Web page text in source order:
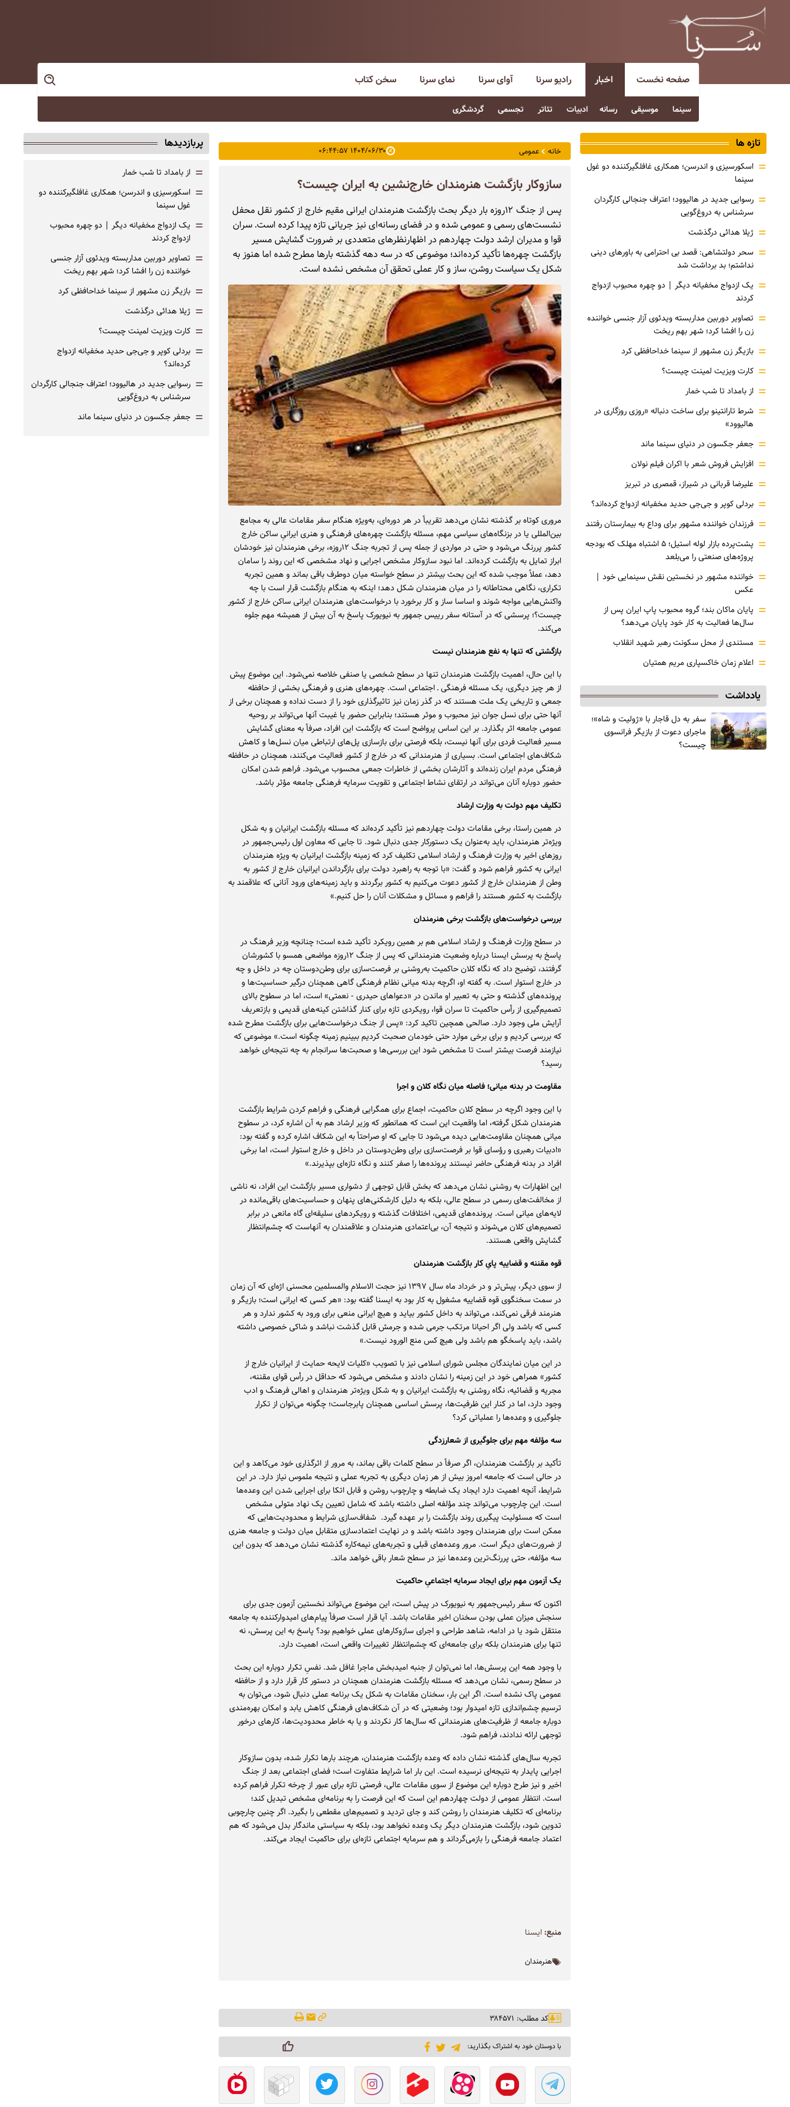
صفحه نخست اخبار
سینما موسیقی رسانه ادبیات تئاتر تجسمی گردشگری
رادیو سرنا آوای سرنا نمای سرنا سخن کتاب
خانه عمومی ۱۴۰۴/۰۶/۳۰ ۰۶:۴۴:۵۷
سازوکار بازگشت هنرمندان خارج‌نشین به ایران چیست؟
پس از جنگ ۱۲روزه بار دیگر بحث بازگشت هنرمندان ایرانی مقیم خارج از کشور نقل محفل
نشست‌های رسمی و عمومی شده و در فضای رسانه‌ای نیز جریانی تازه پیدا کرده است. سران
قوا و مدیران ارشد دولت چهاردهم در اظهارنظرهای متعددی بر ضرورت گشایش مسیر
بازگشت چهره‌ها تأکید کرده‌اند؛ موضوعی که در سه دهه گذشته بارها مطرح شده اما هنوز به
شکل یک سیاست روشن، ساز و کار عملی تحقق آن مشخص نشده است.
مروری کوتاه بر گذشته نشان می‌دهد تقریباً در هر دوره‌ای، به‌ویژه هنگام سفر مقامات عالی به مجامع
بین‌المللی یا در بزنگاه‌های سیاسی مهم، مسئله بازگشت چهره‌های فرهنگی و هنری ایرانیِ ساکن خارج
کشور پررنگ می‌شود و حتی در مواردی از جمله پس از تجربه جنگ ۱۲روزه،‌ برخی هنرمندان نیز خودشان
ابراز تمایل به بازگشت کرده‌اند. اما نبود سازوکار مشخص اجرایی و نهاد مشخصی که این روند را سامان
دهد، عملاً موجب شده که این بحث بیشتر در سطح خواسته میان دوطرف باقی بماند و همین تجربه
تکراری، نگاهی محتاطانه‌ را در میان هنرمندان شکل دهد؛ اینکه به هنگام بازگشت قرار است با چه
واکنش‌هایی مواجه شوند و اساسا ساز و کار برخورد با درخواست‌های هنرمندان ایرانی ساکن خارج از کشور
چیست؟؛ پرسشی که در آستانه سفر رییس جمهور به نیویورک پاسخ به آن بیش از همیشه مهم جلوه
می‌کند.
بازگشتی که تنها به نفع هنرمندان نیست
با این حال، اهمیت بازگشت هنرمندان تنها در سطح شخصی یا صنفی خلاصه نمی‌شود. این موضوع پیش
از هر چیز دیگری، یک مسئله فرهنگی ـ اجتماعی است. چهره‌های هنری و فرهنگی بخشی از حافظه
جمعی و تاریخی یک ملت هستند که در گذر زمان نیز تاثیرگذاری خود را از دست نداده و همچنان برخی از
آنها حتی برای نسل جوان نیز محبوب و موثر هستند؛ بنابراین حضور یا غیبت آنها می‌تواند بر روحیه
عمومی جامعه اثر بگذارد. بر این اساس پرواضح است که بازگشت این افراد، صرفاً به معنای گشایش
مسیر فعالیت فردی برای آنها نیست، بلکه فرصتی برای بازسازی پل‌های ارتباطی میان نسل‌ها و کاهش
شکاف‌های اجتماعی است. بسیاری از هنرمندانی که در خارج از کشور فعالیت می‌کنند، همچنان در حافظه
فرهنگی مردم ایران زنده‌اند و آثارشان بخشی از خاطرات جمعی محسوب می‌شود. فراهم شدن امکان
حضور دوباره آنان می‌تواند در ارتقای نشاط اجتماعی و تقویت سرمایه فرهنگی جامعه مؤثر باشد.
تکلیف مهم دولت به وزارت ارشاد
در همین راستا، برخی مقامات دولت چهاردهم نیز تأکید کرده‌اند که مسئله بازگشت ایرانیان و به شکل
ویژه‌تر هنرمندان، باید به‌عنوان یک دستورکار جدی دنبال شود. تا جایی که معاون اول رئیس‌جمهور در
روزهای اخیر به وزارت فرهنگ و ارشاد اسلامی تکلیف کرد که زمینه‌ بازگشت ایرانیان به ویژه هنرمندان
ایرانی به کشور فراهم شود و گفت: «با توجه به راهبرد دولت برای بازگرداندن ایرانیان خارج از کشور به
وطن از هنرمندان خارج از کشور دعوت می‌کنیم به کشور برگردند و باید زمینه‌های ورود آنانی که علاقمند به
بازگشت به کشور هستند را فراهم و مسائل و مشکلات آنان را حل کنیم.»
بررسی درخواست‌های بازگشت برخی هنرمندان
در سطح وزارت فرهنگ و ارشاد اسلامی هم بر همین رویکرد تأکید شده است؛ چنانچه وزیر فرهنگ در
پاسخ به پرسش ایسنا درباره وضعیت هنرمندانی که پس از جنگ ۱۲روزه مواضعی همسو با کشورشان
گرفتند، توضیح داد که نگاه کلان حاکمیت به‌روشنی بر فرصت‌سازی برای وطن‌دوستان چه در داخل و چه
در خارج استوار است. به گفته او، اگرچه بدنه میانی نظام فرهنگی گاهی همچنان درگیر حساسیت‌ها و
پرونده‌های گذشته و حتی به تعبیر او ماندن در «دعواهای حیدری - نعمتی» است، اما در سطوح بالای
تصمیم‌گیری از رأس حاکمیت تا سران قوا، رویکردی تازه برای کنار گذاشتن کینه‌های قدیمی و بازتعریف
آرایش ملی وجود دارد. صالحی همچین تاکید کرد: «پس از جنگ درخواست‌هایی برای بازگشت مطرح شده
که بررسی کردیم و برای برخی موارد حتی خودمان صحبت کردیم ببینیم زمینه چگونه است.» موضوعی که
نیازمند فرصت بیشتر است تا مشخص شود این بررسی‌ها و صحبت‌ها سرانجام به چه نتیجه‌ای خواهد
رسید؟
مقاومت در بدنه میانی؛ فاصله میان نگاه کلان و اجرا
با این وجود اگرچه در سطح کلان حاکمیت، اجماع برای همگرایی فرهنگی و فراهم کردن شرایط بازگشت
هنرمندان شکل گرفته، اما واقعیت این است که همانطور که وزیر ارشاد هم به آن اشاره کرد، در سطوح
میانی همچنان مقاومت‌هایی دیده می‌شود تا جایی که او صراحتاً به این شکاف اشاره کرده و گفته بود:
«ادبیات رهبری و رؤسای قوا بر فرصت‌سازی برای وطن‌دوستان در داخل و خارج استوار است، اما برخی
افراد در بدنه فرهنگی حاضر نیستند پرونده‌ها را صفر کنند و نگاه تازه‌ای بپذیرند.»
این اظهارات به‌ روشنی نشان می‌دهد که بخش قابل توجهی از دشواری مسیر بازگشت این افراد، نه ناشی
از مخالفت‌های رسمی در سطح عالی، بلکه به دلیل کارشکنی‌های پنهان و حساسیت‌های باقی‌مانده در
لایه‌های میانی است. پرونده‌های قدیمی، اختلافات گذشته و رویکردهای سلیقه‌ای گاه مانعی در برابر
تصمیم‌های کلان می‌شوند و نتیجه آن، بی‌اعتمادی هنرمندان و علاقمندان به آنهاست که چشم‌انتظار
گشایش واقعی هستند.
قوه مقننه و قضاییه پایِ کار بازگشت هنرمندان
از سوی دیگر، پیش‌تر و در خرداد ماه سال ۱۳۹۷ نیز حجت الاسلام والمسلمین محسنی اژه‌ای که آن زمان
در سمت سخنگوی قوه قضاییه مشغول به کار بود به ایسنا گفته بود: «هر کسی که ایرانی است؛ بازیگر و
هنرمند فرقی نمی‌کند، می‌تواند به داخل کشور بیاید و هیچ ایرانی منعی برای ورود به کشور ندارد و هر
کسی که باشد ولی اگر احیانا مرتکب جرمی شده و جرمش قابل گذشت نباشد و شاکی خصوصی داشته
باشد، باید پاسخگو هم باشد ولی هیچ کس منع الورود نیست.»
در این میان نمایندگان مجلس شورای اسلامی نیز با تصویب «کلیات لایحه حمایت از ایرانیان خارج از
کشور» همراهی خود در این زمینه را نشان دادند و مشخص می‌شود که حداقل در رأس قوای مقننه،
مجریه و قضائیه، نگاه روشنی به بازگشت ایرانیان و به شکل ویژه‌تر هنرمندان و اهالی فرهنگ و ادب
وجود دارد، اما در کنار این ظرفیت‌ها، پرسش اساسی همچنان پابرجاست؛ چگونه می‌توان از تکرار
جلوگیری و وعده‌ها را عملیاتی کرد؟
سه مؤلفه مهم برای جلوگیری از شعارزدگی
تأکید بر بازگشت هنرمندان، اگر صرفاً در سطح کلمات باقی بماند، به مرور از اثرگذاری خود می‌کاهد و این
در حالی است که جامعه امروز بیش از هر زمان دیگری به تجربه عملی و نتیجه ملموس نیاز دارد. در این
شرایط، آنچه اهمیت دارد ایجاد یک ضابطه و چارچوب روشن و قابل اتکا برای اجرایی شدن این وعده‌ها
است. این چارچوب می‌تواند چند مؤلفه اصلی داشته باشد که شامل تعیین یک نهاد متولی مشخص
است که مسئولیت پیگیری روند بازگشت را بر عهده گیرد. شفاف‌سازی شرایط و محدودیت‌هایی که
ممکن است برای هنرمندان وجود داشته باشد و در نهایت اعتمادسازی متقابل میان دولت و جامعه هنری
از ضرورت‌های دیگر است. مرور وعده‌های قبلی و تجربه‌های نیمه‌کاره گذشته نشان می‌دهد که بدون این
سه مؤلفه، حتی پررنگ‌ترین وعده‌ها نیز در سطح شعار باقی خواهد ماند.
یک آزمون مهم برای ایجاد سرمایه اجتماعیِ حاکمیت
اکنون که سفر رئیس‌جمهور به نیویورک در پیش است، این موضوع می‌تواند نخستین آزمون جدی برای
سنجش میزان عملی بودن سخنان اخیر مقامات باشد. آیا قرار است صرفاً پیام‌های امیدوارکننده به جامعه
منتقل شود یا در ادامه، شاهد طراحی و اجرای سازوکارهای عملی خواهیم بود؟ پاسخ به این پرسش، نه
تنها برای هنرمندان بلکه برای جامعه‌ای که چشم‌انتظار تغییرات واقعی است، اهمیت دارد.
با وجود همه این پرسش‌ها، اما نمی‌توان از جنبه امیدبخش ماجرا غافل شد. نفسِ تکرار دوباره این بحث
در سطح رسمی، نشان می‌دهد که مسئله بازگشت هنرمندان همچنان در دستور کار قرار دارد و از حافظه
عمومی پاک نشده است. اگر این بار، سخنان مقامات به شکل یک برنامه عملی دنبال شود، می‌توان به
ترسیم چشم‌اندازی تازه امیدوار بود؛ وضعیتی که در آن شکاف‌های فرهنگی کاهش یابد و امکان بهره‌مندی
دوباره جامعه از ظرفیت‌های هنرمندانی که سال‌ها کار نکردند و یا به خاطر محدودیت‌ها، کارهای درخور
توجهی ارائه ندادند، فراهم شود.
تجربه سال‌های گذشته نشان داده که وعده بازگشت هنرمندان، هرچند بارها تکرار شده، بدون سازوکار
اجرایی پایدار به نتیجه‌ای نرسیده است. این بار اما شرایط متفاوت است؛ فضای اجتماعی بعد از جنگ
اخیر و نیز طرح دوباره این موضوع از سوی مقامات عالی، فرصتی تازه برای عبور از چرخه تکرار فراهم کرده
است. انتظار عمومی از دولت چهاردهم این است که این فرصت را به برنامه‌ای مشخص تبدیل کند؛
برنامه‌ای که تکلیف هنرمندان را روشن کند و جای تردید و تصمیم‌های مقطعی را بگیرد. اگر چنین چارچوبی
تدوین شود، بازگشت هنرمندان دیگر یک وعده نخواهد بود، بلکه به سیاستی ماندگار بدل می‌شود که هم
اعتماد جامعه فرهنگی را بازمی‌گرداند و هم سرمایه اجتماعی تازه‌ای برای حاکمیت ایجاد می‌کند.
منبع:ايسنا
هنرمندان
کد مطلب: ۳۸۴۵۷۱
با دوستان خود به اشتراک بگذارید:
تازه ها
= اسکورسیزی و اندرسن؛ همکاری غافلگیرکننده دو غول
سینما
= رسوایی جدید در هالیوود؛ اعتراف جنجالی کارگردان
سرشناس به دروغ‌گویی
= ژیلا هدائی درگذشت
= سحر دولتشاهی: قصد بی احترامی به باورهای دینی
نداشتم؛ بد برداشت شد
= یک ازدواج مخفیانه دیگر | دو چهره محبوب ازدواج
کردند
= تصاویر دوربین مداربسته ویدئوی آزار جنسی خواننده
زن را افشا کرد؛ شهر بهم ریخت
= بازیگر زن مشهور از سینما خداحافظی کرد
= کارت ویزیت لمینت چیست؟
= از بامداد تا شب خمار
= شرط تارانتینو برای ساخت دنباله «روزی روزگاری در
هالیوود»
= جعفر جکسون در دنیای سینما ماند
= افزایش فروش شعر با اکران فیلم نولان
= علیرضا قربانی در شیراز، قمصری در تبریز
= بردلی کوپر و جی‌جی حدید مخفیانه ازدواج کرده‌اند؟
= فرزندان خواننده مشهور برای وداع به بیمارستان رفتند
=
پشت‌پرده بازار لوله استیل؛ ۵ اشتباه مهلک که بودجه
پروژه‌های صنعتی را می‌بلعد
= خواننده مشهور در نخستین نقش سینمایی خود |‌
عکس
= پایان ماکان بند؛ گروه محبوب پاپ ایران پس از
سال‌ها فعالیت به کار خود پایان می‌دهد؟
= مستندی از محل سکونت رهبر شهید انقلاب
= اعلام زمان خاکسپاری مریم همتیان
یادداشت
سفر به دل قاجار با «ژولیت و شاه»؛
ماجرای دعوت از ‌بازیگر فرانسوی
چیست؟
پربازدیدها
= از بامداد تا شب خمار
= اسکورسیزی و اندرسن؛ همکاری غافلگیرکننده دو
غول سینما
= یک ازدواج مخفیانه دیگر | دو چهره محبوب
ازدواج کردند
= تصاویر دوربین مداربسته ویدئوی آزار جنسی
خواننده زن را افشا کرد؛ شهر بهم ریخت
= بازیگر زن مشهور از سینما خداحافظی کرد
= ژیلا هدائی درگذشت
= کارت ویزیت لمینت چیست؟
= بردلی کوپر و جی‌جی حدید مخفیانه ازدواج
کرده‌اند؟
= رسوایی جدید در هالیوود؛ اعتراف جنجالی کارگردان
سرشناس به دروغ‌گویی
= جعفر جکسون در دنیای سینما ماند